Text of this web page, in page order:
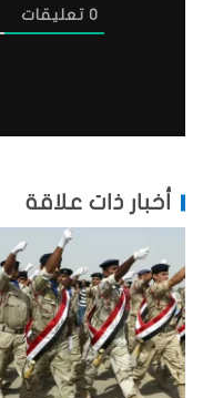
0 تعليقات
أخبار ذات علاقة